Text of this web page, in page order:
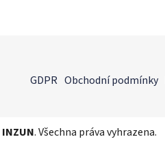
GDPR Obchodní podmínky
INZUN. Všechna práva vyhrazena.